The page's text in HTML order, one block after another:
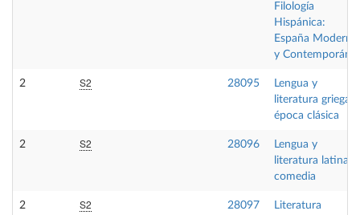
Filología
Hispánica:
España Moderna
y
2 S2 28095
Lengua y
literatura griega
época clásica
2 S2 28096
Lengua y
literatura latina
comedia
2 S2 28097
Literatura